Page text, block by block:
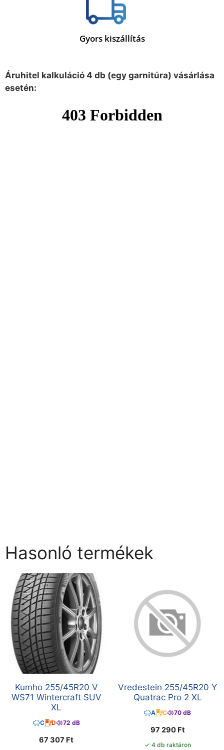
Gyors kiszállítás
Áruhitel kalkuláció 4 db (egy garnitúra) vásárlása
esetén:
Hasonló termékek
Kumho 255/45R20 V
WS71 Wintercraft SUV
XL
C D 72 dB
67 307 Ft
Vredestein 255/45R20 Y
Quatrac Pro 2 XL
A C 70 dB
97 290 Ft
✓ 4 db raktáron